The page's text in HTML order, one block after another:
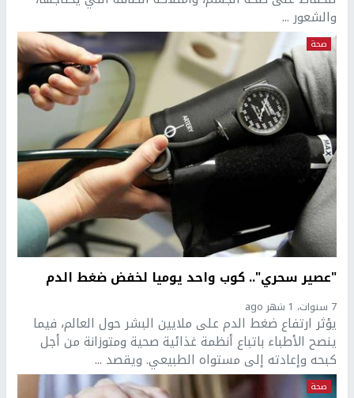
والشعور ...
صحة
"عصير سحري".. كوب واحد يوميا لخفض ضغط الدم
7 سنوات، 1 شهر ago
يؤثر ارتفاع ضغط الدم على ملايين البشر حول العالم، فيما
ينصح الأطباء باتباع أنظمة غذائية صحية ومتوزانة من أجل
كبحه وإعادته إلى مستواه الطبيعي. ويقصد ...
صحة